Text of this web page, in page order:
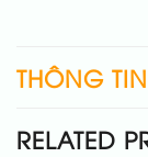
THÔNG
RELATED